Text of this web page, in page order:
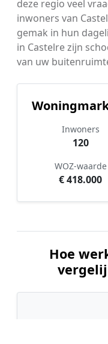
deze regio veel
inwoners van
gemak in hun
in Castelre zijn
van uw
Inwoners
120
WOZ-waarde
€ 418.000
Hoe